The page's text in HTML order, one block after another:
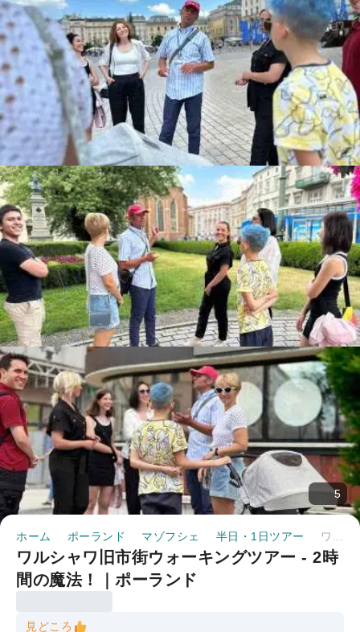
5
ホーム ポーランド マゾフシェ 半日・1日ツアー
ワルシャワ旧市街ウォーキングツアー - 2時
間の魔法！｜ポーランド
見どころ